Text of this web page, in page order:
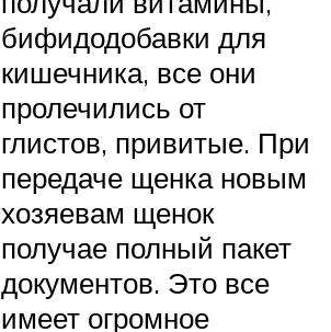
бифидодобавки для
кишечника, все они
пролечились от
глистов, привитые. При
передаче щенка новым
хозяевам щенок
получае полный пакет
документов. Это все
имеет огромное